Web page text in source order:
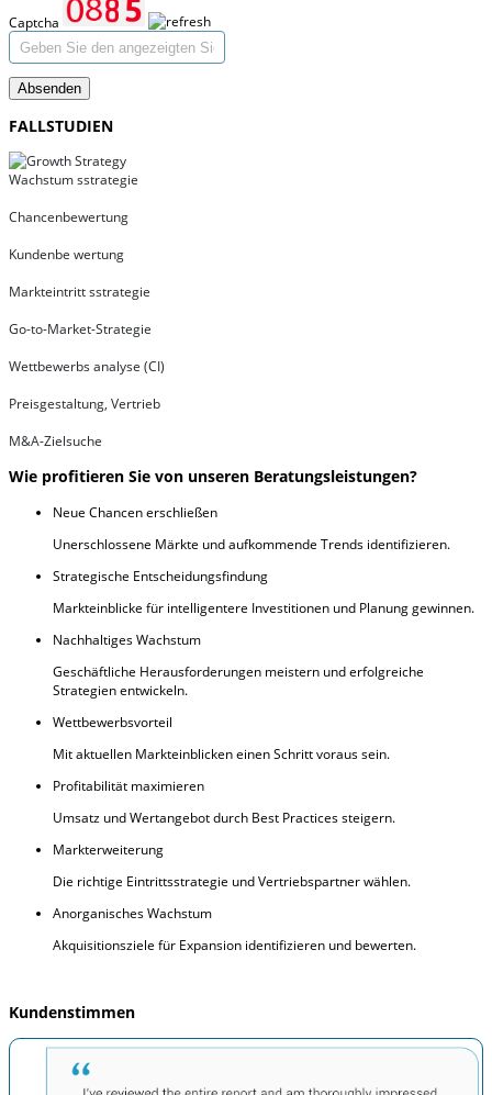
Captcha
Absenden
FALLSTUDIEN
Wachstum sstrategie
Chancenbewertung
Kundenbe wertung
Markteintritt sstrategie
Go-to-Market-Strategie
Wettbewerbs analyse (CI)
Preisgestaltung, Vertrieb
M&A-Zielsuche
Wie profitieren Sie von unseren Beratungsleistungen?
Neue Chancen erschließen
Unerschlossene Märkte und aufkommende Trends identifizieren.
Strategische Entscheidungsfindung
Markteinblicke für intelligentere Investitionen und Planung gewinnen.
Nachhaltiges Wachstum
Geschäftliche Herausforderungen meistern und erfolgreiche
Strategien entwickeln.
Wettbewerbsvorteil
Mit aktuellen Markteinblicken einen Schritt voraus sein.
Profitabilität maximieren
Umsatz und Wertangebot durch Best Practices steigern.
Markterweiterung
Die richtige Eintrittsstrategie und Vertriebspartner wählen.
Anorganisches Wachstum
Akquisitionsziele für Expansion identifizieren und bewerten.
Kundenstimmen